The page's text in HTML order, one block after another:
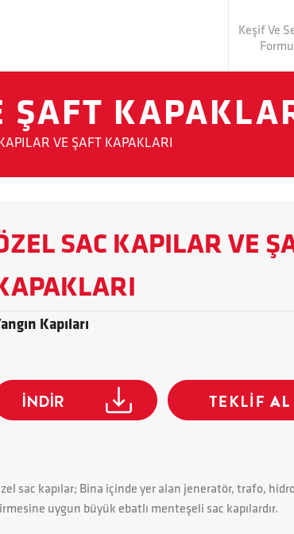
Keşif Ve
Formu
ŞAFT
VE ŞAFT KAPAKLARI
SAC KAPILAR VE
Kapıları
sac kapılar; Bina içinde yer alan jeneratör, trafo,
uygun büyük ebatlı menteşeli sac kapılardır.